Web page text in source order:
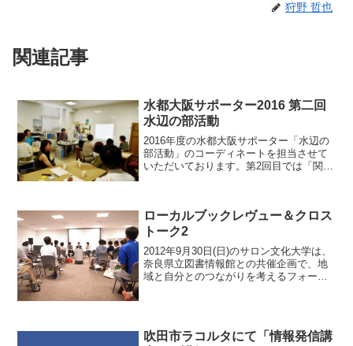
狩野 哲也
関連記事
水都大阪サポーター2016 第二回
水辺の部活動
2016年度の水都大阪サポーター「水辺の
部活動」のコーディネートを担当させて
いただいております。第2回目では「関西
子連れの夫婦がタ...
ローカルブックレヴュー＆クロス
トーク2
2012年9月30日(日)のサロン文化大学は、
奈良県立図書情報館との共催企画で、地
域と自分とのつながりを考えるフォーラ
吹田市ラコルタにて「情報発信講